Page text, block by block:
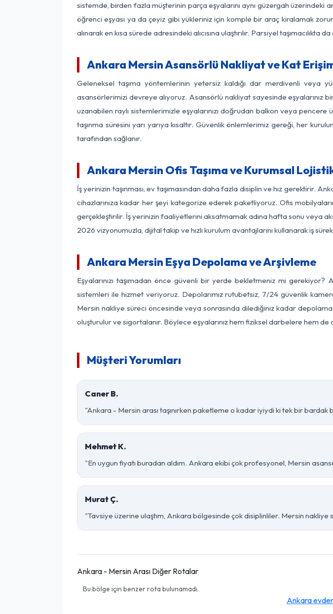
sistemde, birden fazla müşterinin parça eşyalarını aynı güzergah üzerindeki
öğrenci eşyası ya da çeyiz gibi yükleriniz için komple bir araç kiralamak
alınarak en kısa sürede adresindeki alıcısına ulaştırılır. Parsiyel
Ankara Mersin Asansörlü Nakliyat ve Kat
Geleneksel taşıma yöntemlerinin yetersiz kaldığı dar merdivenli veya
asansörlerimizi devreye alıyoruz. Asansörlü nakliyat sayesinde eşyalarınız
uzanabilen raylı sistemlerimizle eşyalarınızı doğrudan balkon veya
taşınma süresini yarı yarıya kısaltır. Güvenlik önlemlerimiz gereği, her
tarafından sağlanır.
Ankara Mersin Ofis Taşıma ve Kurumsal
İş yerinizin taşınması, ev taşımasından daha fazla disiplin ve hız gerektirir.
cihazlarınıza kadar her şeyi kategorize ederek paketliyoruz. Ofis
gerçekleştirilir. İş yerinizin faaliyetlerini aksatmamak adına hafta sonu veya
2026 vizyonumuzla, dijital takip ve hızlı kurulum avantajlarını kullanarak iş
Ankara Mersin Eşya Depolama ve Arşivleme
Eşyalarınızı taşımadan önce güvenli bir yerde bekletmeniz mi
sistemleri ile hizmet veriyoruz. Depolarımız rutubetsiz, 7/24 güvenlik
Mersin nakliye süreci öncesinde veya sonrasında dilediğiniz kadar
oluşturulur ve sigortalanır. Böylece eşyalarınız hem fiziksel darbelere hem de
Müşteri Yorumları
Caner B.
"Ankara - Mersin arası taşınırken paketleme o kadar iyiydi ki tek bir bardak
Mehmet K.
"En uygun fiyatı buradan aldım. Ankara ekibi çok profesyonel, Mersin
Murat Ç.
"Tavsiye üzerine ulaştım, Ankara bölgesinde çok disiplinliler. Mersin nakliye
Ankara - Mersin Arası Diğer Rotalar
Bu bölge için benzer rota bulunamadı.
Ankara